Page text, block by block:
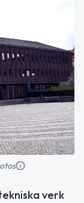
verk